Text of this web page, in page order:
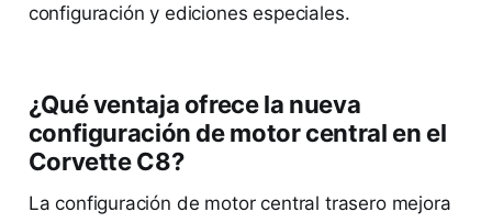
configuración y ediciones especiales.
¿Qué ventaja ofrece la nueva
configuración de motor central en el
Corvette C8?
La configuración de motor central trasero mejora